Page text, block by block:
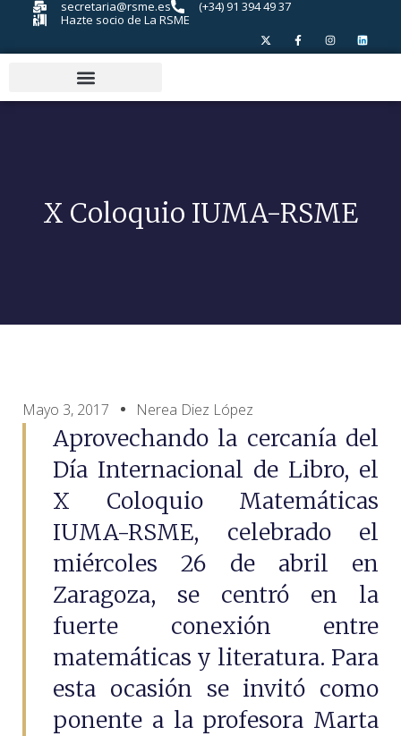
secretaria@rsme.es
(+34) 91 394 49 37
Hazte socio de La RSME
X Coloquio IUMA-RSME
Mayo 3, 2017 Nerea Diez López
Aprovechando la cercanía del
Día Internacional de Libro, el
X Coloquio Matemáticas
IUMA-RSME, celebrado el
miércoles 26 de abril en
Zaragoza, se centró en la
fuerte conexión entre
matemáticas y literatura. Para
esta ocasión se invitó como
ponente a la profesora Marta